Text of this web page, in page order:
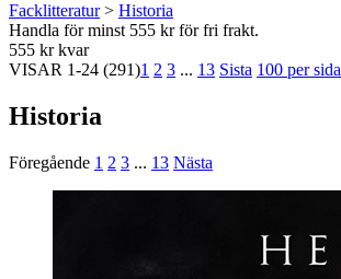
Facklitteratur> Historia
Handla för minst 555 kr för fri frakt.
555 kr kvar
VISAR 1-24 (291)1 2 3 ... 13 Sista 100 per sida
Historia
Föregående 1 2 3 ... 13 Nästa